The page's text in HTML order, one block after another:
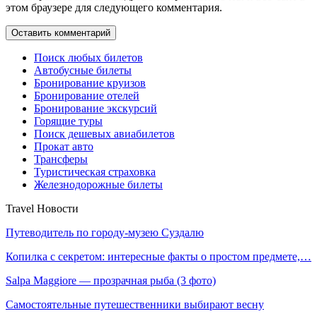
этом браузере для следующего комментария.
Поиск любых билетов
Автобусные билеты
Бронирование круизов
Бронирование отелей
Бронирование экскурсий
Горящие туры
Поиск дешевых авиабилетов
Прокат авто
Трансферы
Туристическая страховка
Железнодорожные билеты
Travel Новости
Путеводитель по городу-музею Суздалю
Копилка с секретом: интересные факты о простом предмете,…
Salpa Maggiore — прозрачная рыба (3 фото)
Самостоятельные путешественники выбирают весну